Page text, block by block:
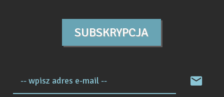
SUBSKRYPCJA
-- wpisz adres e-mail --